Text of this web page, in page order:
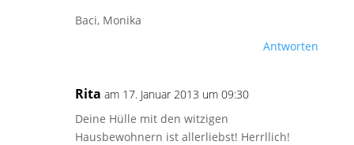
Baci, Monika
Antworten
Rita am 17. Januar 2013 um 09:30
Deine Hülle mit den witzigen
Hausbewohnern ist allerliebst! Herrllich!